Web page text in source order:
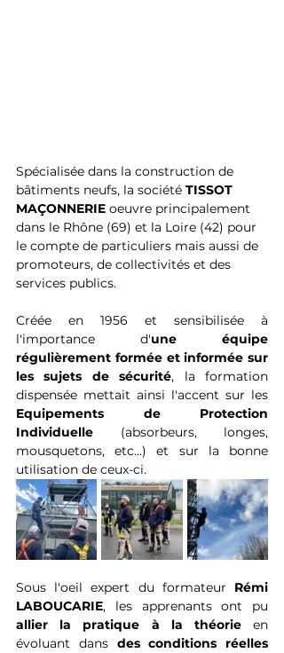
Spécialisée dans la construction de
bâtiments neufs, la société TISSOT
MAÇONNERIE oeuvre principalement
dans le Rhône (69) et la Loire (42) pour
le compte de particuliers mais aussi de
promoteurs, de collectivités et des
services publics.
Créée en 1956 et sensibilisée à
l'importance d'une équipe
régulièrement formée et informée sur
les sujets de sécurité, la formation
dispensée mettait ainsi l'accent sur les
Equipements de Protection
Individuelle (absorbeurs, longes,
mousquetons, etc...) et sur la bonne
utilisation de ceux-ci.
Sous l'oeil expert du formateur Rémi
LABOUCARIE
allier la pratique à la théorie en
évoluant dans